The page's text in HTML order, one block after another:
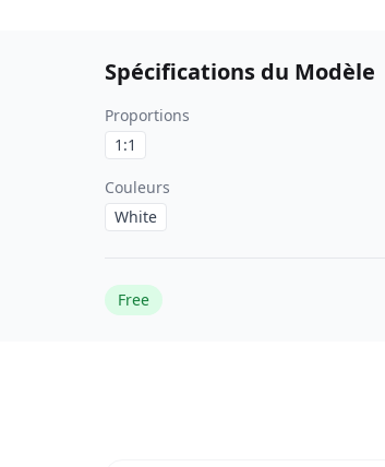
Spécifications du Modèle
Proportions
1:1
Couleurs
White
Free